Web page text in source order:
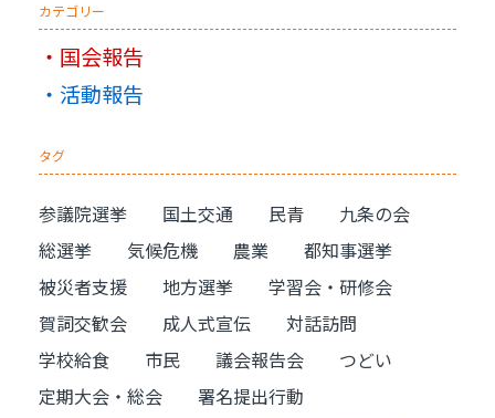
カテゴリー
国会報告
活動報告
タグ
参議院選挙 国土交通 民青
九条の会
総選挙
気候危機 農業
都知事選挙
被災者支援
地方選挙
学習会・研修会
賀詞交歓会
成人式宣伝
対話訪問
学校給食
市民 議会報告会
つどい
定期大会・総会
署名提出行動